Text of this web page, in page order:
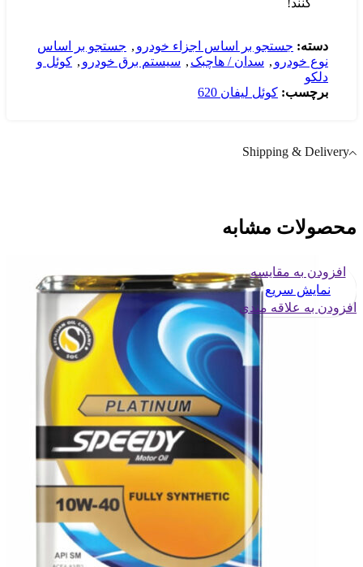
کنند!
دسته: جستجو بر اساس اجزاء خودرو , جستجو بر اساس
نوع خودرو , سدان / هاچبک , سیستم برق خودرو , کوئل و
دلکو
برچسب: کوئل لیفان 620
Shipping & Delivery
محصولات مشابه
افزودن به مقایسه
نمایش سریع
افزودن به علاقه مندی